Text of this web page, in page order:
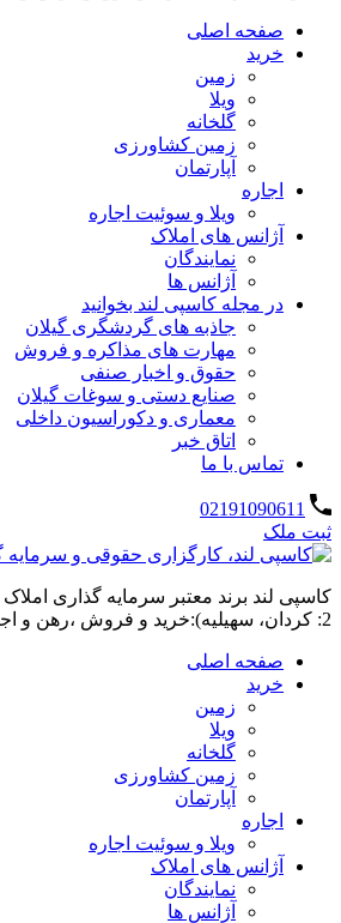
صفحه اصلی
خرید
زمین
ویلا
گلخانه
زمین کشاورزی
آپارتمان
اجاره
ویلا و سوئیت اجاره
آژانس های املاک
نمایندگان
آژانس ها
در مجله کاسپی لند بخوانید
جاذبه های گردشگری گیلان
مهارت های مذاکره و فروش
حقوق و اخبار صنفی
صنایع دستی و سوغات گیلان
معماری و دکوراسیون داخلی
اتاق خبر
تماس با ما
02191090611
ثبت ملک
2: کردان، سهیلیه):خرید و فروش ،رهن و اجاره
صفحه اصلی
خرید
زمین
ویلا
گلخانه
زمین کشاورزی
آپارتمان
اجاره
ویلا و سوئیت اجاره
آژانس های املاک
نمایندگان
آژانس ها